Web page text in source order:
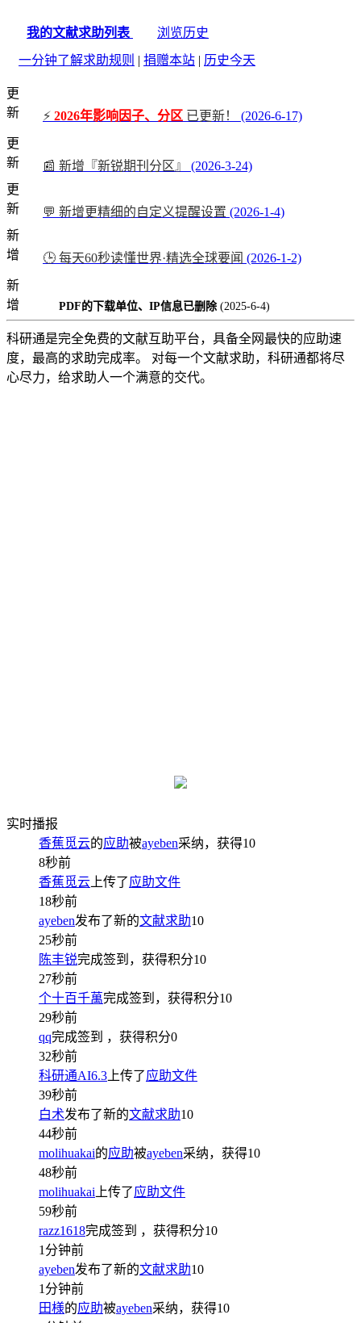
我的文献求助列表
浏览历史
一分钟了解求助规则 | 捐赠本站 | 历史今天
更
新
⚡ 2026年影响因子、分区 已更新！
(2026-6-17)
更
新
📰 新增『新锐期刊分区』
(2026-3-24)
更
新
💬 新增更精细的自定义提醒设置 (2026-1-4)
新
增
🕒 每天60秒读懂世界·精选全球要闻 (2026-1-2)
新
增
PDF的下载单位、IP信息已删除 (2025-6-4)
科研通是完全免费的文献互助平台，具备全网最快的应助速
度，最高的求助完成率。 对每一个文献求助，科研通都将尽
心尽力，给求助人一个满意的交代。
实时播报
香蕉觅云的应助被ayeben采纳，获得10
8秒前
香蕉觅云 上传了应助文件
18秒前
ayeben发布了新的文献求助10
25秒前
陈丰锐完成签到，获得积分10
27秒前
个十百千萬完成签到，获得积分10
29秒前
qq完成签到 ，获得积分0
32秒前
科研通AI6.3 上传了应助文件
39秒前
白术发布了新的文献求助10
44秒前
molihuakai的应助被ayeben采纳，获得10
48秒前
molihuakai 上传了应助文件
59秒前
razz1618完成签到 ，获得积分10
1分钟前
ayeben发布了新的文献求助10
1分钟前
田様的应助被ayeben采纳，获得10